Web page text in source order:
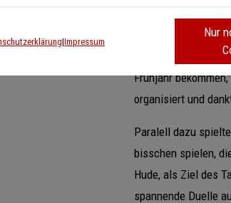
Neben den drei
Handballregion
präsentiert.
Frühjahr
organisiert und
Paralell dazu
bisschen spielen,
Hude, als Ziel des
spannende Duelle
|Impressum
Nur